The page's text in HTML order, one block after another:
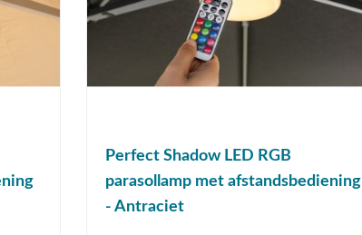
Perfect Shadow LED RGB
parasollamp met afstandsbediening
- Antraciet